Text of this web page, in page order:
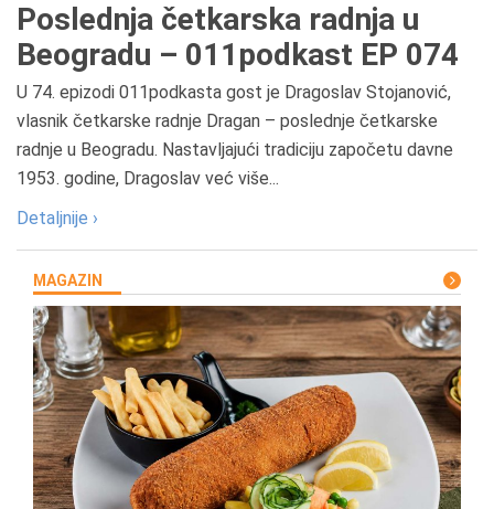
Poslednja četkarska radnja u
Beogradu – 011podkast EP 074
U 74. epizodi 011podkasta gost je Dragoslav Stojanović,
vlasnik četkarske radnje Dragan – poslednje četkarske
radnje u Beogradu. Nastavljajući tradiciju započetu davne
1953. godine, Dragoslav već više...
Detaljnije ›
MAGAZIN